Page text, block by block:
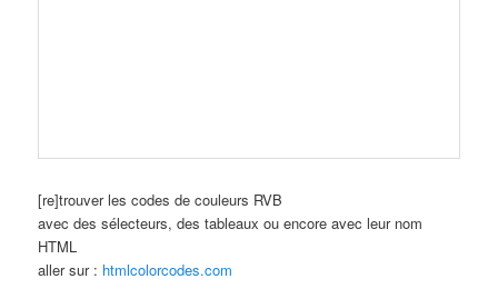
[re]trouver les codes de couleurs RVB
avec des sélecteurs, des tableaux ou encore avec leur nom
HTML
aller sur : htmlcolorcodes.com